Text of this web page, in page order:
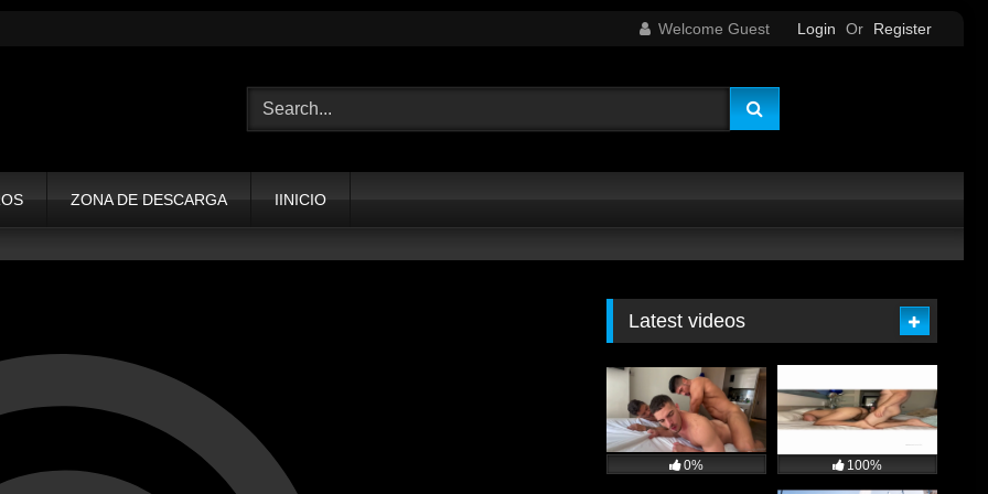
Welcome Guest Login Or Register
ZONA DE DESCARGA IINICIO
Latest videos
0% 100%